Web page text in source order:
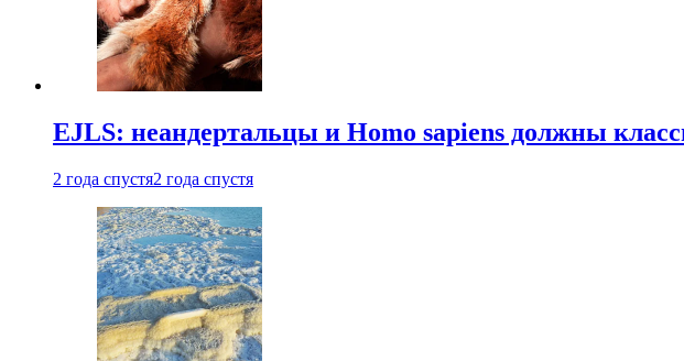
EJLS: неандертальцы и Homo sapiens должны
2 года спустя2 года спустя